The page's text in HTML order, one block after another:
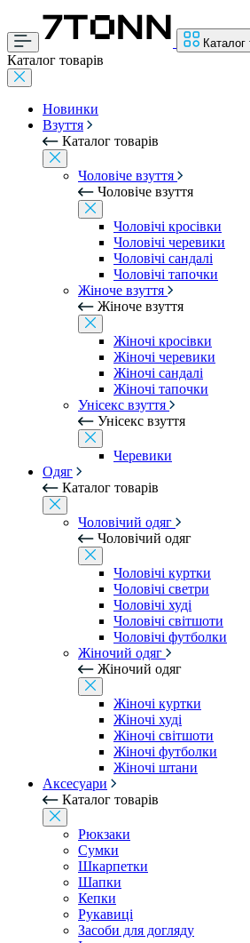
Каталог
Каталог товарів
Новинки
Взуття
Каталог товарів
Чоловіче взуття
Чоловіче взуття
Чоловічі кросівки
Чоловічі черевики
Чоловічі сандалі
Чоловічі тапочки
Жіноче взуття
Жіноче взуття
Жіночі кросівки
Жіночі черевики
Жіночі сандалі
Жіночі тапочки
Унісекс взуття
Унісекс взуття
Черевики
Одяг
Каталог товарів
Чоловічий одяг
Чоловічий одяг
Чоловічі куртки
Чоловічі светри
Чоловічі худі
Чоловічі світшоти
Чоловічі футболки
Жіночий одяг
Жіночий одяг
Жіночі куртки
Жіночі худі
Жіночі світшоти
Жіночі футболки
Жіночі штани
Аксесуари
Каталог товарів
Рюкзаки
Сумки
Шкарпетки
Шапки
Кепки
Рукавиці
Засоби для догляду